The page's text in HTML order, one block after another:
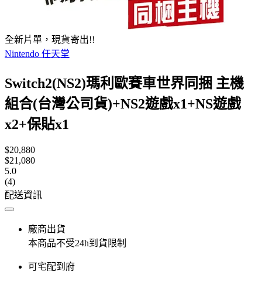
全新片單，現貨寄出!!
Nintendo 任天堂
Switch2(NS2)瑪利歐賽車世界同捆 主機
組合(台灣公司貨)+NS2遊戲x1+NS遊戲
x2+保貼x1
$20,880
$21,080
5.0
(4)
配送資訊
廠商出貨
本商品不受24h到貨限制
可宅配到府